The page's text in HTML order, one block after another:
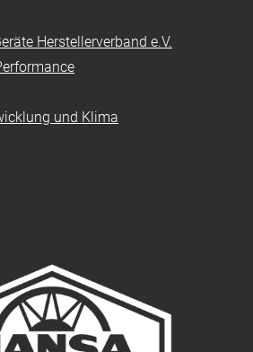
Herstellerverband e.V.
und Klima